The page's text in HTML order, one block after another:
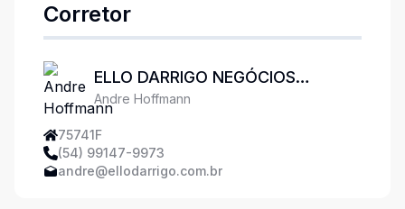
Corretor
ELLO DARRIGO NEGÓCIOS
IMOBILIÁRIOS
Andre Hoffmann
75741F
(54) 99147-9973
andre@ellodarrigo.com.br